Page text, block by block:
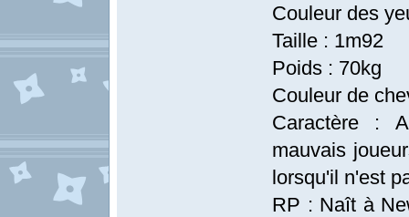
Couleur des
Taille : 1m92
Poids : 70kg
Couleur de
Caractère :
mauvais
lorsqu'il n'est
RP : Naît à